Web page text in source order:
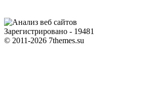
Зарегистрировано - 19481
© 2011-2026 7themes.su